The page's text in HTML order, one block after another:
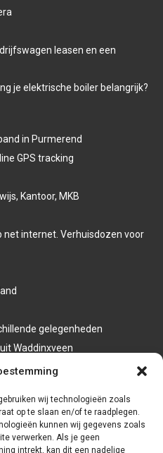
wij technologieën zoals
op te slaan en/of te raadplegen.
kunnen wij gegevens zoals
verwerken. Als je geen
intrekt, kan dit een nadelige
leasen en een
je elektrische boiler belangrijk?
in Purmerend
GPS tracking
Kantoor, MKB
net internet. Verhuisdozen voor
gelegenheden
Waddinxveen